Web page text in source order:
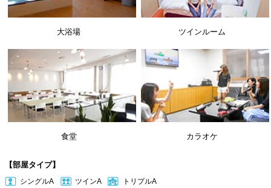
大浴場 ツインルーム
食堂 カラオケ
【部屋タイプ】
シングルA
ツインA トリプルA